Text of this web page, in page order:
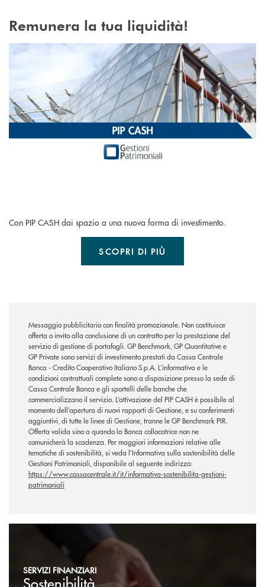
Remunera la tua liquidità!
Con PIP CASH dai spazio a una nuova forma di investimento.
SCOPRI DI PIÙ
Messaggio pubblicitario con finalità promozionale. Non costituisce
offerta o invito alla conclusione di un contratto per la prestazione del
servizio di gestione di portafogli. GP Benchmark, GP Quantitative e
GP Private sono servizi di investimento prestati da Cassa Centrale
Banca - Credito Cooperativo Italiano S.p.A. L’informativa e le
condizioni contrattuali complete sono a disposizione presso la sede di
Cassa Centrale Banca e gli sportelli delle banche che
commercializzano il servizio. L’attivazione del PIP CASH è possibile al
momento dell’apertura di nuovi rapporti di Gestione, e su conferimenti
aggiuntivi, di tutte le linee di Gestione, tranne le GP Benchmark PIR.
Offerta valida sino a quando la Banca collocatrice non ne
comunicherà la scadenza. Per maggiori informazioni relative alle
tematiche di sostenibilità, si veda l’Informativa sulla sostenibilità delle
Gestioni Patrimoniali, disponibile al seguente indirizzo:
https://www.cassacentrale.it/it/informativa-sostenibilita-gestioni-
patrimoniali
SERVIZI FINANZIARI
Sostenibilità